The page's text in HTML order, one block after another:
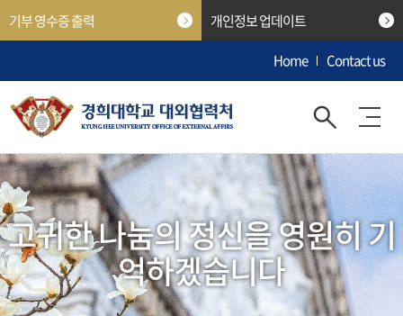
기부 영수증 출력 개인정보 업데이트
Home Contact us
고귀한 나눔의 정신을 영원히 기
억하겠습니다